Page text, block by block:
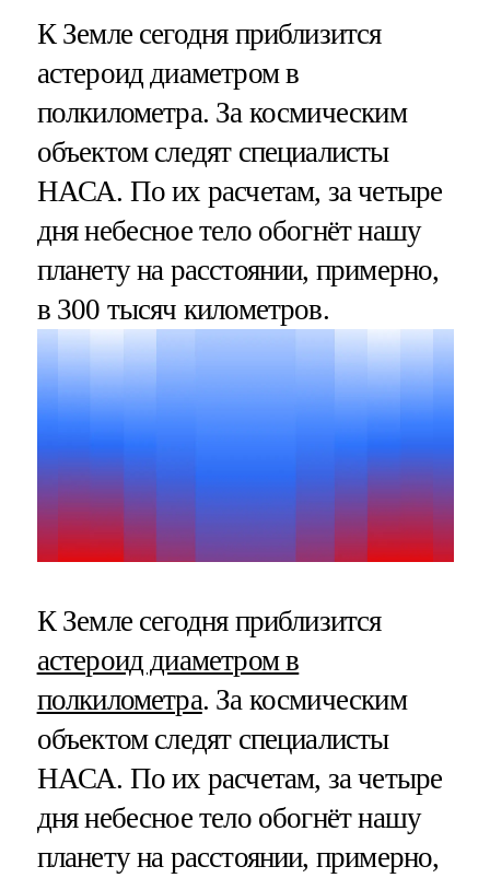
К Земле сегодня приблизится
астероид диаметром в
полкилометра. За космическим
объектом следят специалисты
НАСА. По их расчетам, за четыре
дня небесное тело обогнёт нашу
планету на расстоянии, примерно,
в 300 тысяч километров.
К Земле сегодня приблизится
астероид диаметром в
полкилометра. За космическим
объектом следят специалисты
НАСА. По их расчетам, за четыре
дня небесное тело обогнёт нашу
планету на расстоянии, примерно,